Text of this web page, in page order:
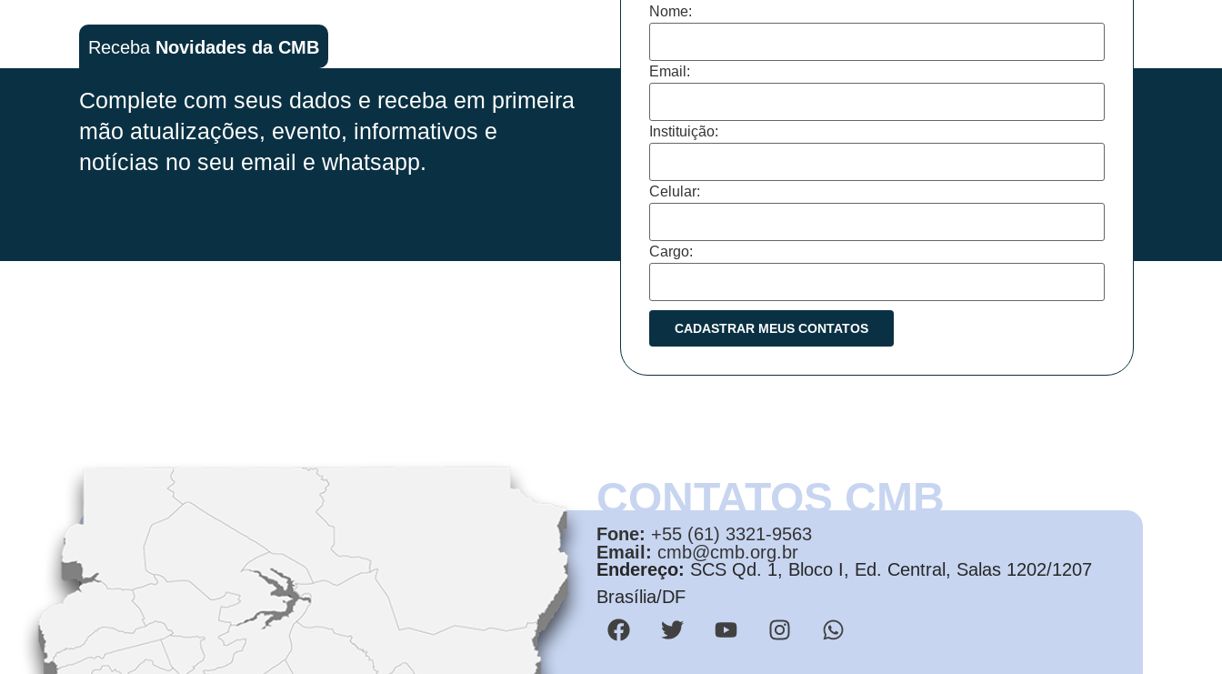
Receba Novidades da CMB
Complete com seus dados e receba em primeira
mão atualizações, evento, informativos e
notícias no seu email e whatsapp.
Nome:
Email:
Instituição:
Celular:
Cargo:
CONTATOS CMB
Fone: +55 (61) 3321-9563
Email: cmb@cmb.org.br
Endereço: SCS Qd. 1, Bloco I, Ed. Central, Salas 1202/1207
Brasília/DF